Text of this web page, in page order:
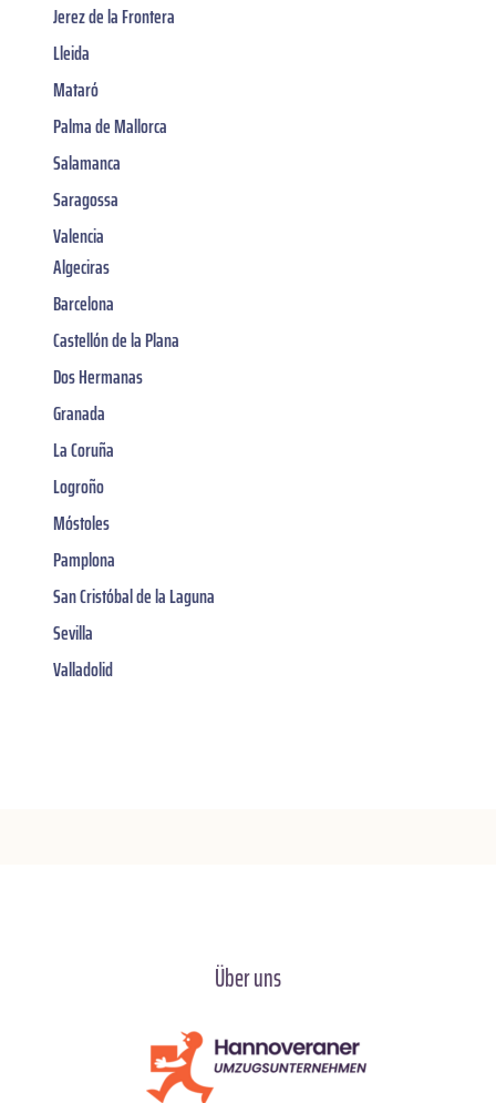
Jerez de la Frontera
Lleida
Mataró
Palma de Mallorca
Salamanca
Saragossa
Valencia
Algeciras
Barcelona
Castellón de la Plana
Dos Hermanas
Granada
La Coruña
Logroño
Móstoles
Pamplona
San Cristóbal de la Laguna
Sevilla
Valladolid
Über uns